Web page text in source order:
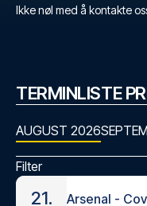
Ikke nøl med å kontakte
TERMINLISTE
AUGUST 2026
Filter
21. Arsenal -